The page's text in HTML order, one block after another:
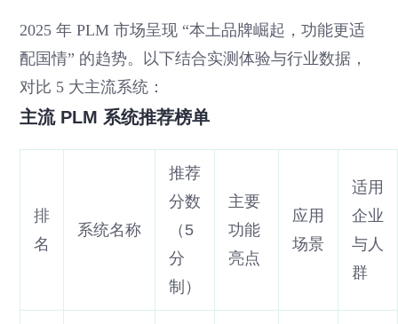
2025 年 PLM 市场呈现 “本土品牌崛起，功能更适
配国情” 的趋势。以下结合实测体验与行业数据，
对比 5 大主流系统：
主流 PLM 系统推荐榜单
排
名
系统名称
推荐
分数
（5
分
制）
主要
功能
亮点
应用
场景
适用
企业
与人
群